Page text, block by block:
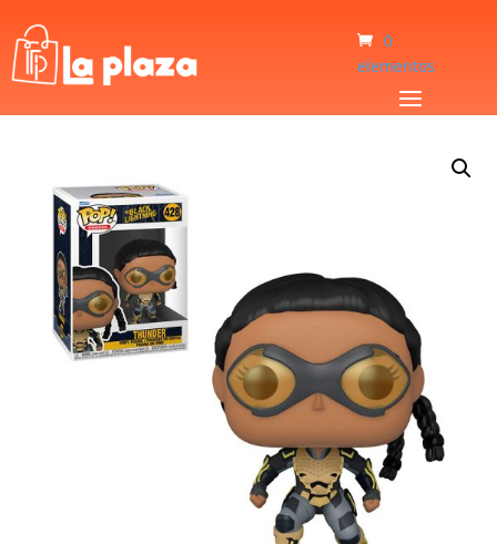
0
elementos
Muñeco Funko Pop Thunder 428